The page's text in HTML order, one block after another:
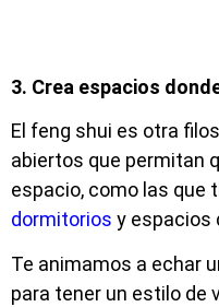
3. Crea espacios
El feng shui es otra
abiertos que permitan
espacio, como las que
dormitorios y espacios
Te animamos a echar
para tener un estilo de